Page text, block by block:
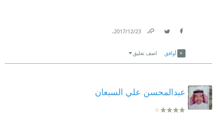
23‏/12‏/2017
.
أوافق اضف تعليق
عبدالمحسن علي السبعان